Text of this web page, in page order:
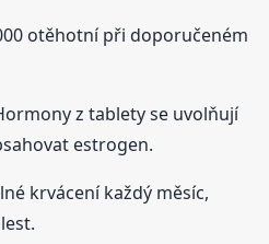
otěhotní při doporučeném
z tablety se uvolňují
estrogen.
krvácení každý měsíc,